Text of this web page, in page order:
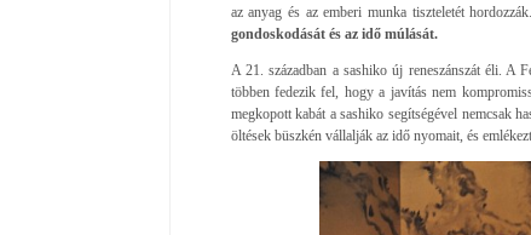
az anyag és az emberi munka tiszteletét
gondoskodását és az idő múlását.
A 21. században a sashiko új reneszánszát éli. A
többen fedezik fel, hogy a javítás nem
megkopott kabát a sashiko segítségével nemcsak
öltések büszkén vállalják az idő nyomait, és